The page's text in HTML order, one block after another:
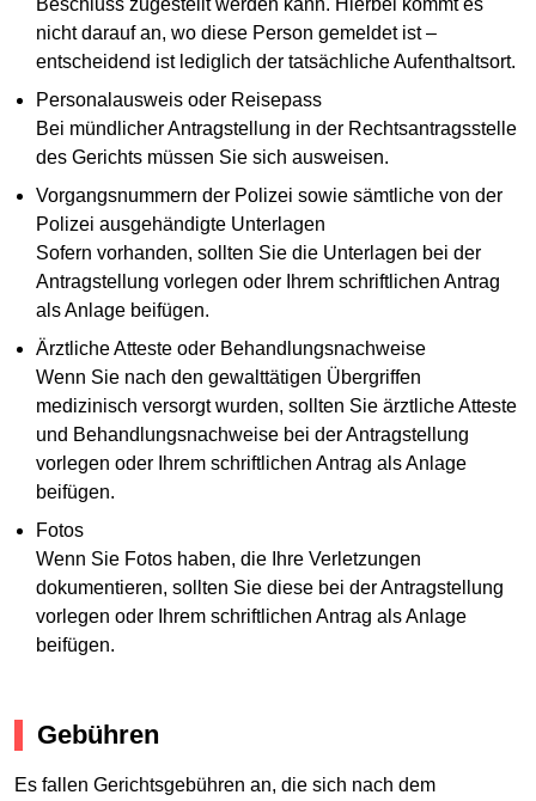
Beschluss zugestellt werden kann. Hierbei kommt es
nicht darauf an, wo diese Person gemeldet ist –
entscheidend ist lediglich der tatsächliche Aufenthaltsort.
Personalausweis oder Reisepass
Bei mündlicher Antragstellung in der Rechtsantragsstelle
des Gerichts müssen Sie sich ausweisen.
Vorgangsnummern der Polizei sowie sämtliche von der
Polizei ausgehändigte Unterlagen
Sofern vorhanden, sollten Sie die Unterlagen bei der
Antragstellung vorlegen oder Ihrem schriftlichen Antrag
als Anlage beifügen.
Ärztliche Atteste oder Behandlungsnachweise
Wenn Sie nach den gewalttätigen Übergriffen
medizinisch versorgt wurden, sollten Sie ärztliche Atteste
und Behandlungsnachweise bei der Antragstellung
vorlegen oder Ihrem schriftlichen Antrag als Anlage
beifügen.
Fotos
Wenn Sie Fotos haben, die Ihre Verletzungen
dokumentieren, sollten Sie diese bei der Antragstellung
vorlegen oder Ihrem schriftlichen Antrag als Anlage
beifügen.
Gebühren
Es fallen Gerichtsgebühren an, die sich nach dem